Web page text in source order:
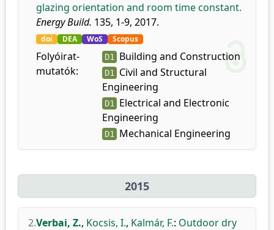
glazing orientation and room time constant.
Energy Build. 135, 1-9, 2017.
doi DEA WoS Scopus
Folyóirat-
mutatók:
D1 Building and Construction
D1
Civil and Structural
Engineering
D1
Electrical and Electronic
Engineering
D1 Mechanical Engineering
2015
2.Verbai, Z., Kocsis, I., Kalmár, F.: Outdoor dry